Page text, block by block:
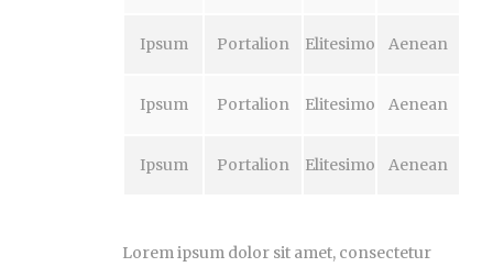
Ipsum Portalion Elitesimo Aenean
Ipsum Portalion Elitesimo Aenean
Ipsum Portalion Elitesimo Aenean
Lorem ipsum dolor sit amet, consectetur